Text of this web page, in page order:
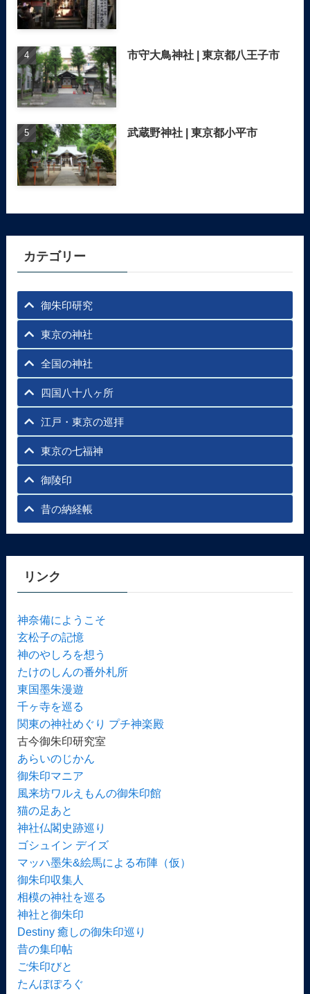
市守大鳥神社 | 東京都八王子市
武蔵野神社 | 東京都小平市
カテゴリー
御朱印研究
東京の神社
全国の神社
四国八十八ヶ所
江戸・東京の巡拝
東京の七福神
御陵印
昔の納経帳
リンク
神奈備にようこそ
玄松子の記憶
神のやしろを想う
たけのしんの番外札所
東国墨朱漫遊
千ヶ寺を巡る
関東の神社めぐり プチ神楽殿
古今御朱印研究室
あらいのじかん
御朱印マニア
風来坊ワルえもんの御朱印館
猫の足あと
神社仏閣史跡巡り
ゴシュイン デイズ
マッハ墨朱&絵馬による布陣（仮）
御朱印収集人
相模の神社を巡る
神社と御朱印
Destiny 癒しの御朱印巡り
昔の集印帖
ご朱印びと
たんぽぽろぐ